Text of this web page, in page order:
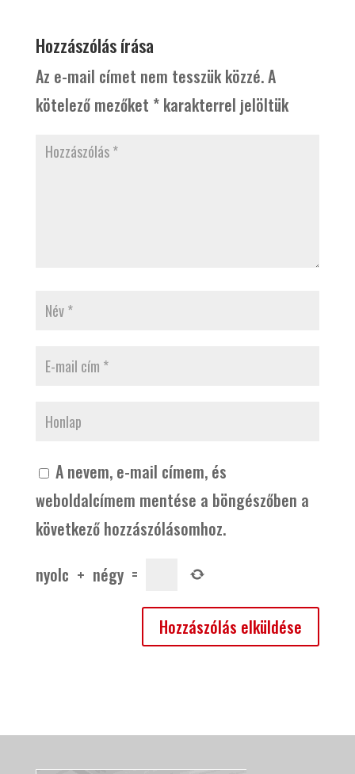
Hozzászólás írása
Az e-mail címet nem tesszük közzé.A
kötelező mezőket *karakterrel jelöltük
A nevem, e-mail címem, és
weboldalcímem mentése a böngészőben a
következő hozzászólásomhoz.
nyolc + négy =